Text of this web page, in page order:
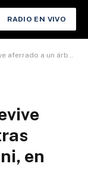
RADIO EN VIVO
crecida del río Tipuani, en Guanay
en